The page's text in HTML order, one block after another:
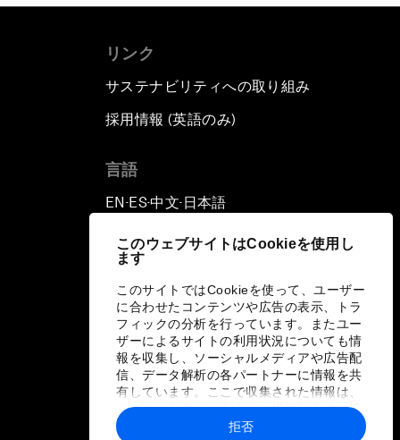
このウェブサイトはCookieを使用し
ます
このサイトではCookieを使って、ユーザー
に合わせたコンテンツや広告の表示、トラ
フィックの分析を行っています。またユー
ザーによるサイトの利用状況についても情
報を収集し、ソーシャルメディアや広告配
信、データ解析の各パートナーに情報を共
有しています。ここで収集された情報は、
ユーザーが各パートナーに提供した他の情
報や各パートナーのサービスを使用した際
拒否
リンク
サステナビリティへの取り組み
採用情報 (英語のみ)
言語
EN ▪ ES▪中文▪ 日本語